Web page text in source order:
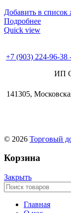
Добавить в список
Подробнее
Quick view
+7 (903) 224-96-38
ИП
141305,
© 2026 Торговый
Корзина
Закрыть
Главная